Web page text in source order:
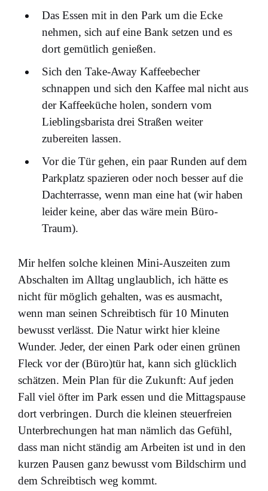
Das Essen mit in den Park um die Ecke
nehmen, sich auf eine Bank setzen und es
dort gemütlich genießen.
Sich den Take-Away Kaffeebecher
schnappen und sich den Kaffee mal nicht aus
der Kaffeeküche holen, sondern vom
Lieblingsbarista drei Straßen weiter
zubereiten lassen.
Vor die Tür gehen, ein paar Runden auf dem
Parkplatz spazieren oder noch besser auf die
Dachterrasse, wenn man eine hat (wir haben
leider keine, aber das wäre mein Büro-
Traum).
Mir helfen solche kleinen Mini-Auszeiten zum
Abschalten im Alltag unglaublich, ich hätte es
nicht für möglich gehalten, was es ausmacht,
wenn man seinen Schreibtisch für 10 Minuten
bewusst verlässt. Die Natur wirkt hier kleine
Wunder. Jeder, der einen Park oder einen grünen
Fleck vor der (Büro)tür hat, kann sich glücklich
schätzen. Mein Plan für die Zukunft: Auf jeden
Fall viel öfter im Park essen und die Mittagspause
dort verbringen. Durch die kleinen steuerfreien
Unterbrechungen hat man nämlich das Gefühl,
dass man nicht ständig am Arbeiten ist und in den
kurzen Pausen ganz bewusst vom Bildschirm und
dem Schreibtisch weg kommt.